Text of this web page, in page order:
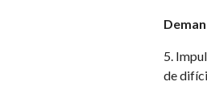
5.
de